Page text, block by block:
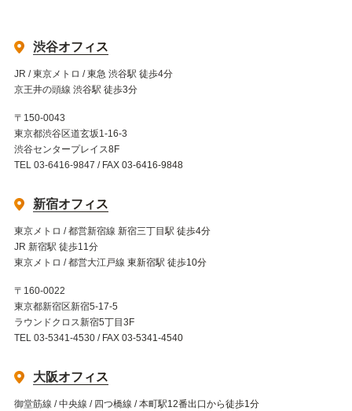
渋谷オフィス
JR / 東京メトロ / 東急 渋谷駅 徒歩4分
京王井の頭線 渋谷駅 徒歩3分
〒150-0043
東京都渋谷区道玄坂1-16-3
渋谷センタープレイス8F
TEL 03-6416-9847 / FAX 03-6416-9848
新宿オフィス
東京メトロ / 都営新宿線 新宿三丁目駅 徒歩4分
JR 新宿駅 徒歩11分
東京メトロ / 都営大江戸線 東新宿駅 徒歩10分
〒160-0022
東京都新宿区新宿5-17-5
ラウンドクロス新宿5丁目3F
TEL 03-5341-4530 / FAX 03-5341-4540
大阪オフィス
御堂筋線 / 中央線 / 四つ橋線 / 本町駅12番出口から徒歩1分